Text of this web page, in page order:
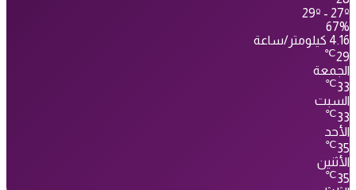
29º - 27º
67%
4.16 كيلومتر/ساعة
29
℃
الجمعة
33
℃
السبت
33
℃
الأحد
35
℃
الأثنين
35
℃